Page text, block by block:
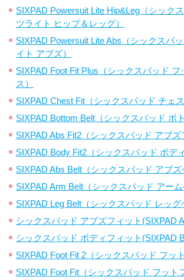
SIXPAD Powersuit Lite Hip&Leg（シック
ツライト ヒップ＆レッグ）
SIXPAD Powersuit Lite Abs（シックスパ
イト アブズ）
SIXPAD Foot Fit Plus（シックスパッド フ
ス）
SIXPAD Chest Fit（シックスパッド チェス
SIXPAD Bottom Belt（シックスパッド ボ
SIXPAD Abs Fit2（シックスパッド アブズ
SIXPAD Body Fit2（シックスパッド ボデ
SIXPAD Abs Belt（シックスパッド アブズ
SIXPAD Arm Belt（シックスパッド アーム
SIXPAD Leg Belt（シックスパッド レッグ
シックスパッド アブズフィット(SIXPAD
シックスパッド ボディフィット(SIXPAD
SIXPAD Foot Fit 2（シックスパッド フッ
SIXPAD Foot Fit（シックスパッド フット